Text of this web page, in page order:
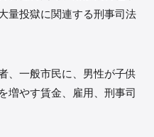
量投獄に関連する刑事司法
、一般市民に、男性が子供
増やす賃金、雇用、刑事司